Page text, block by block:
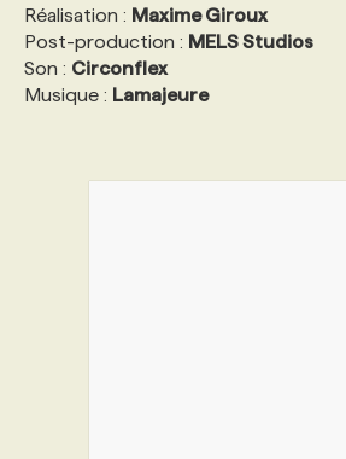
Réalisation : Maxime Giroux
Post-production : MELS Studios
Son : Circonflex
Musique : Lamajeure